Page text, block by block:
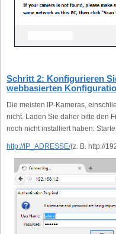
Schritt 2: Konfigurieren
webbasierten
Die meisten IP-Kameras,
nicht. Laden Sie daher bitte den
noch nicht installiert haben.
http://IP_ADRESSE/(z. B. http://